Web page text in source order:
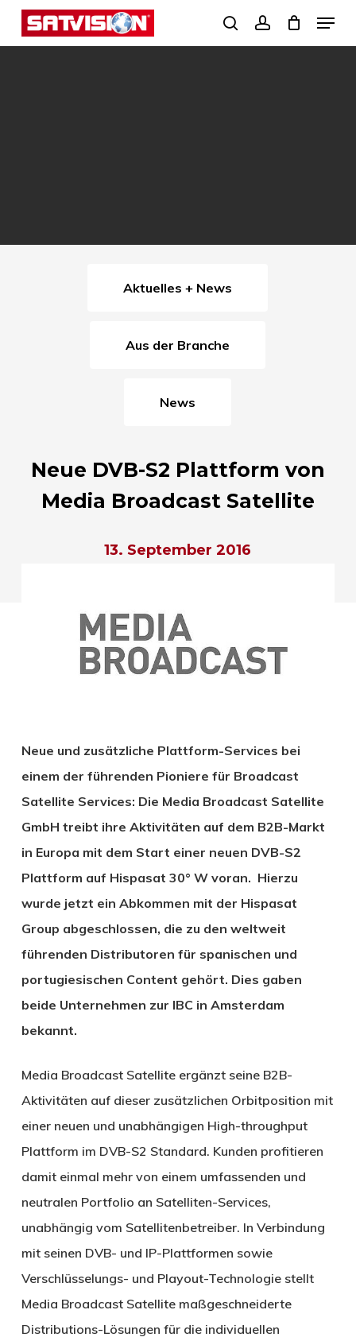
Skip
search
Menu
Aktuelles + News
Aus der Branche
News
Neue DVB-S2 Plattform von
Media Broadcast Satellite
13. September 2016
Neue und zusätzliche Plattform-Services bei
einem der führenden Pioniere für Broadcast
Satellite Services: Die Media Broadcast Satellite
GmbH treibt ihre Aktivitäten auf dem B2B-Markt
in Europa mit dem Start einer neuen DVB-S2
Plattform auf Hispasat 30° W voran. Hierzu
wurde jetzt ein Abkommen mit der Hispasat
Group abgeschlossen, die zu den weltweit
führenden Distributoren für spanischen und
portugiesischen Content gehört. Dies gaben
beide Unternehmen zur IBC in Amsterdam
bekannt.
Media Broadcast Satellite ergänzt seine B2B-
Aktivitäten auf dieser zusätzlichen Orbitposition mit
einer neuen und unabhängigen High-throughput
Plattform im DVB-S2 Standard. Kunden profitieren
damit einmal mehr von einem umfassenden und
neutralen Portfolio an Satelliten-Services,
unabhängig vom Satellitenbetreiber. In Verbindung
mit seinen DVB- und IP-Plattformen sowie
Verschlüsselungs- und Playout-Technologie stellt
Media Broadcast Satellite maßgeschneiderte
Distributions-Lösungen für die individuellen